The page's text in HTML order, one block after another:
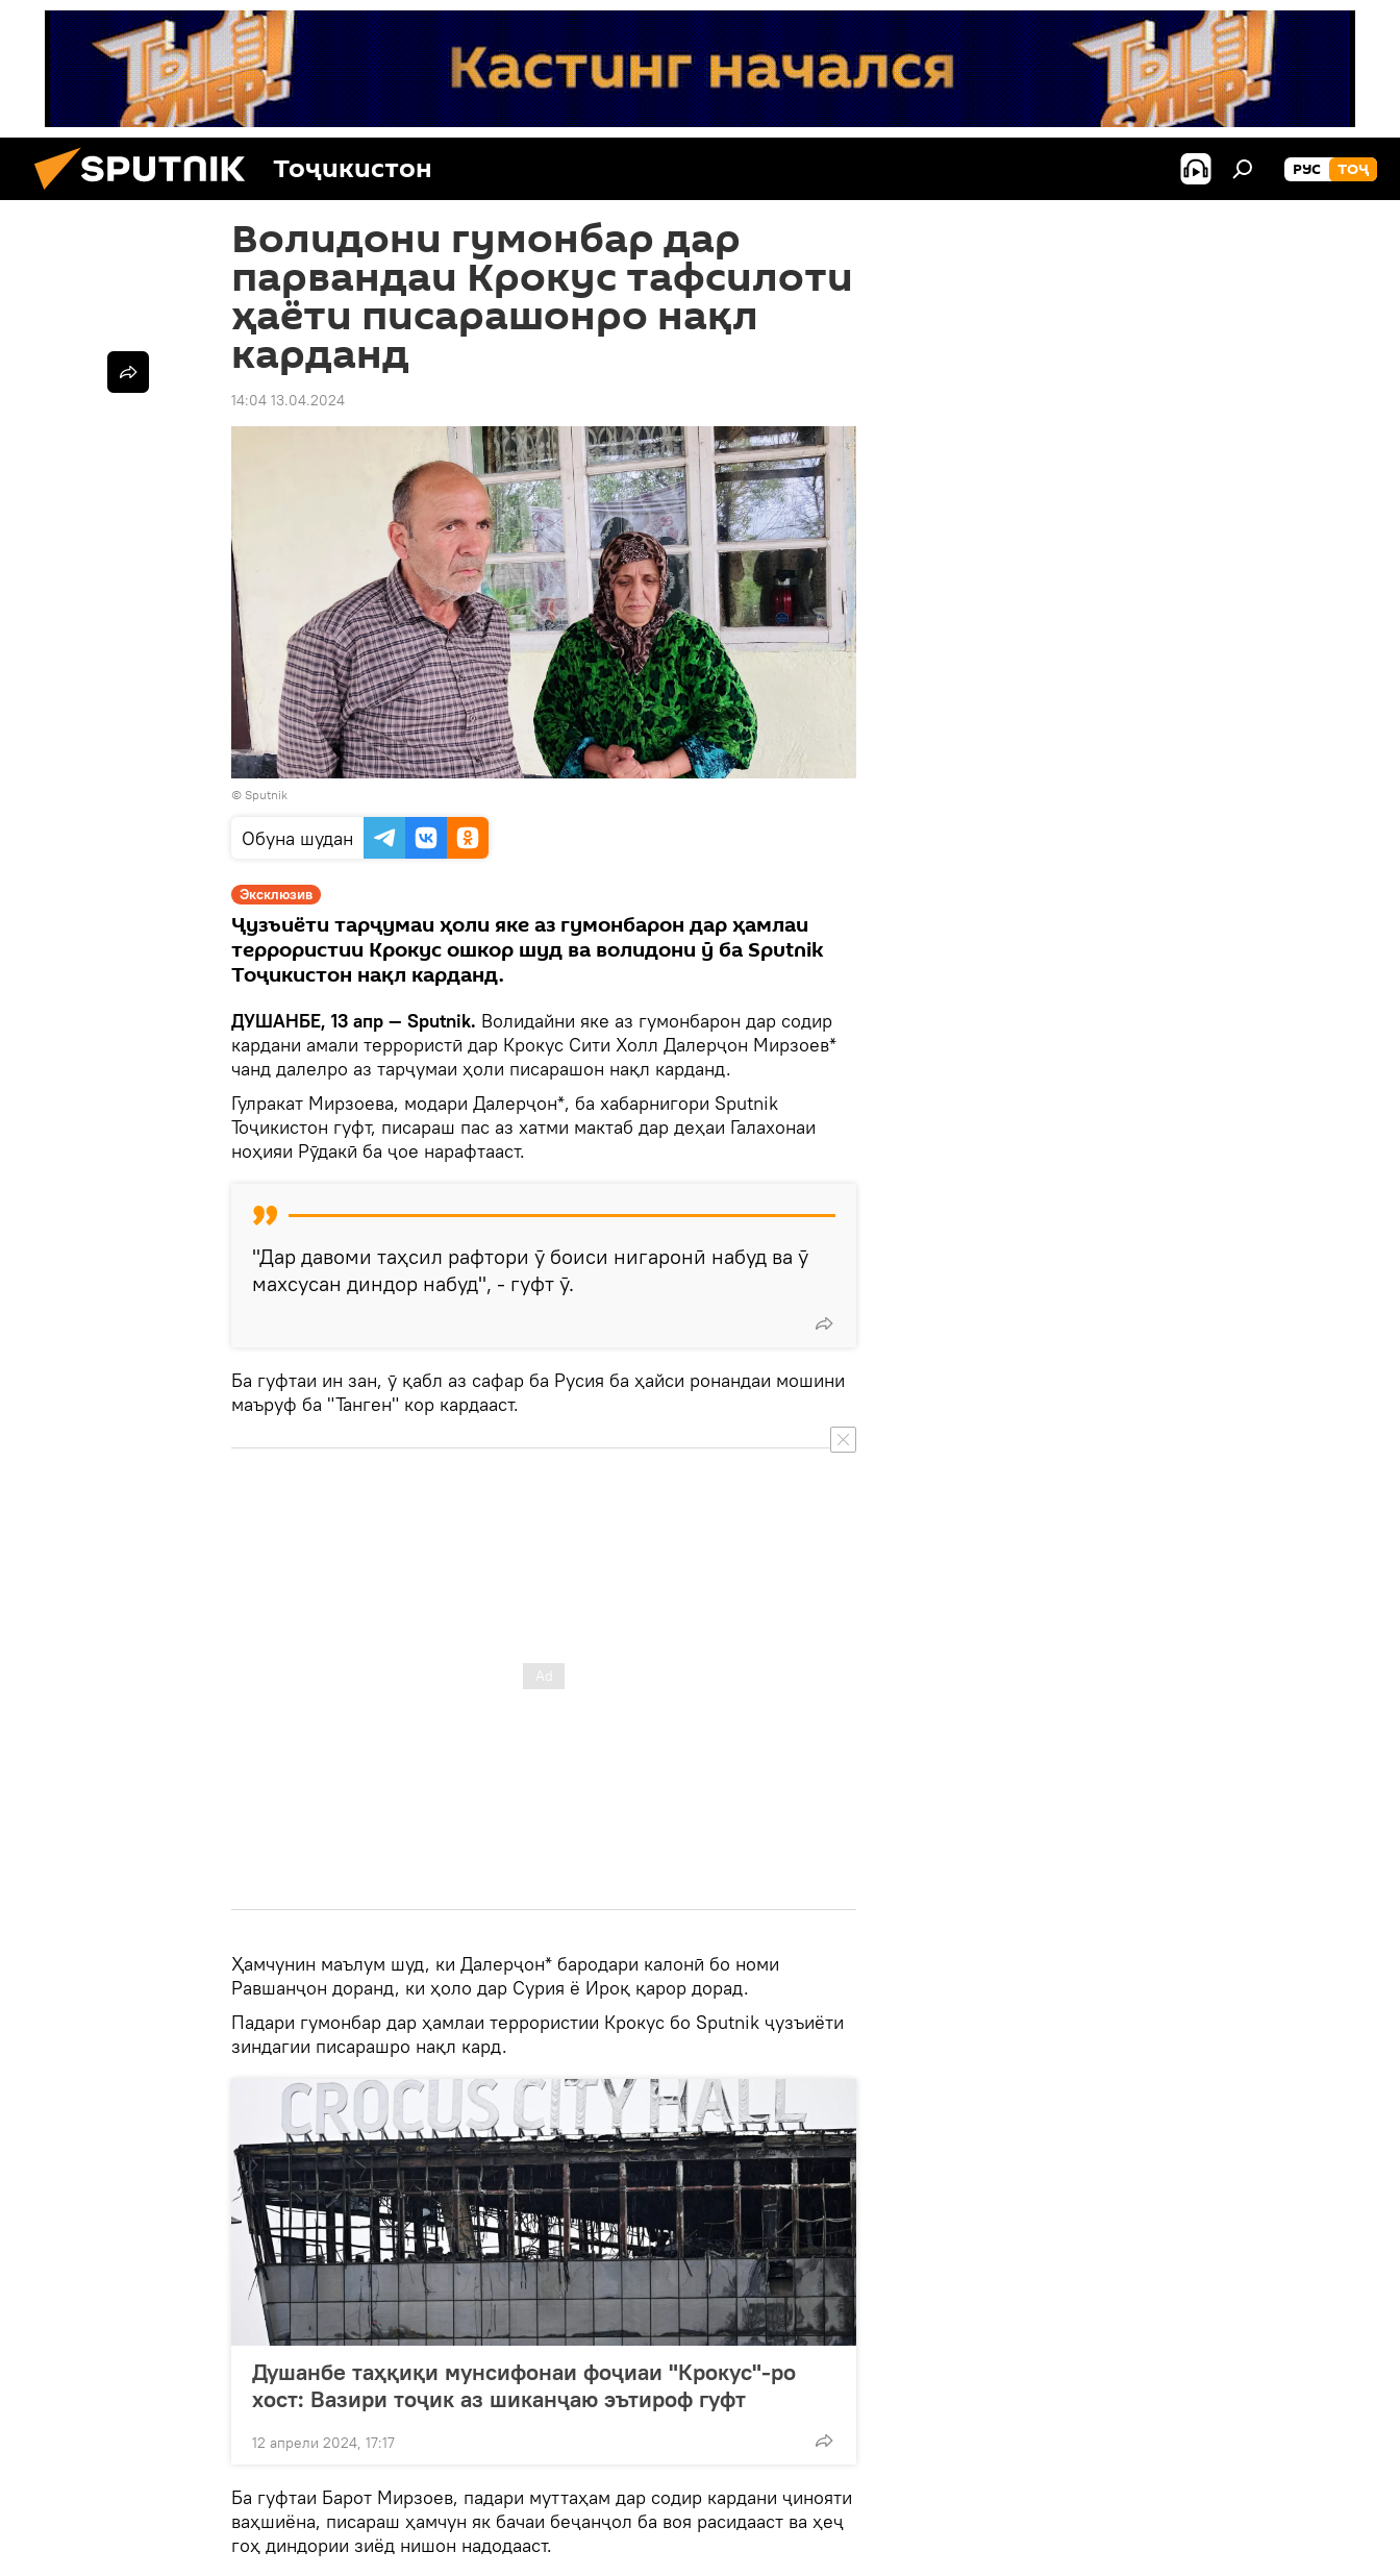
Тоҷикистон РУС ТОҶ
Волидони гумонбар дар
парвандаи Крокус тафсилоти
ҳаёти писарашонро нақл
карданд
14:04 13.04.2024
© Sputnik
Обуна шудан
Эксклюзив
Ҷузъиёти тарҷумаи ҳоли яке аз гумонбарон дар ҳамлаи
террористии Крокус ошкор шуд ва волидони ӯ ба Sputnik
Тоҷикистон нақл карданд.
ДУШАНБЕ, 13 апр — Sputnik. Волидайни яке аз гумонбарон дар содир
кардани амали террористӣ дар Крокус Сити Холл Далерҷон Мирзоев*
чанд далелро аз тарҷумаи ҳоли писарашон нақл карданд.
Гулракат Мирзоева, модари Далерҷон*, ба хабарнигори Sputnik
Тоҷикистон гуфт, писараш пас аз хатми мактаб дар деҳаи Галахонаи
ноҳияи Рӯдакӣ ба ҷое нарафтааст.
"Дар давоми таҳсил рафтори ӯ боиси нигаронӣ набуд ва ӯ
махсусан диндор набуд", - гуфт ӯ.
Ба гуфтаи ин зан, ӯ қабл аз сафар ба Русия ба ҳайси ронандаи мошини
маъруф ба "Танген" кор кардааст.
Ҳамчунин маълум шуд, ки Далерҷон* бародари калонӣ бо номи
Равшанҷон доранд, ки ҳоло дар Сурия ё Ироқ қарор дорад.
Падари гумонбар дар ҳамлаи террористии Крокус бо Sputnik ҷузъиёти
зиндагии писарашро нақл кард.
Душанбе таҳқиқи мунсифонаи фоҷиаи "Крокус"-ро
хост: Вазири тоҷик аз шиканҷаю эътироф гуфт
12 апрели 2024, 17:17
Ба гуфтаи Барот Мирзоев, падари муттаҳам дар содир кардани ҷинояти
ваҳшиёна, писараш ҳамчун як бачаи беҷанҷол ба воя расидааст ва ҳеҷ
гоҳ диндории зиёд нишон надодааст.